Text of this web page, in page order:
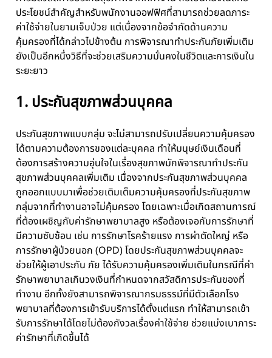
ประโยชน์สำคัญสำหรับพนักงานออฟฟิศที่สามารถช่วยลดภาระ
ค่าใช้จ่ายในยามเจ็บป่วย แต่เนื่องจากข้อจำกัดด้านความ
คุ้มครองที่ได้กล่าวไปข้างต้น การพิจารณาทำประกันภัยเพิ่มเติม
ยังเป็นอีกหนึ่งวิธีที่จะช่วยเสริมความมั่นคงในชีวิตและการเงินใน
ระยะยาว
1. ประกันสุขภาพส่วนบุคคล
ประกันสุขภาพแบบกลุ่ม จะไม่สามารถปรับเปลี่ยนความคุ้มครอง
ได้ตามความต้องการของแต่ละบุคคล ทำให้มนุษย์เงินเดือนที่
ต้องการสร้างความอุ่นใจในเรื่องสุขภาพมักพิจารณาทำประกัน
สุขภาพส่วนบุคคลเพิ่มเติม เนื่องจากประกันสุขภาพส่วนบุคคล
ถูกออกแบบมาเพื่อช่วยเติมเต็มความคุ้มครองที่ประกันสุขภาพ
กลุ่มจากที่ทำงานอาจไม่คุ้มครอง โดยเฉพาะเมื่อเกิดสถานการณ์
ที่ต้องเผชิญกับค่ารักษาพยาบาลสูง หรือต้องเจอกับการรักษาที่
มีความซับซ้อน เช่น การรักษาโรคร้ายแรง การผ่าตัดใหญ่ หรือ
การรักษาผู้ป่วยนอก (OPD) โดยประกันสุขภาพส่วนบุคคลจะ
ช่วยให้ผู้เอาประกัน ภัย ได้รับความคุ้มครองเพิ่มเติมในกรณีที่ค่า
รักษาพยาบาลเกินวงเงินที่กำหนดจากสวัสดิการประกันของที่
ทำงาน อีกทั้งยังสามารถพิจารณากรมธรรม์ที่มีตัวเลือกโรง
พยาบาลที่ต้องการเข้ารับบริการได้ตั้งแต่แรก ทำให้สามารถเข้า
รับการรักษาได้โดยไม่ต้องกังวลเรื่องค่าใช้จ่าย ช่วยแบ่งเบาภาระ
ค่ารักษาที่เกิดขึ้นได้